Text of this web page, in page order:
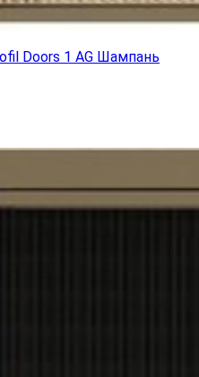
Doors 1 AG Шампань